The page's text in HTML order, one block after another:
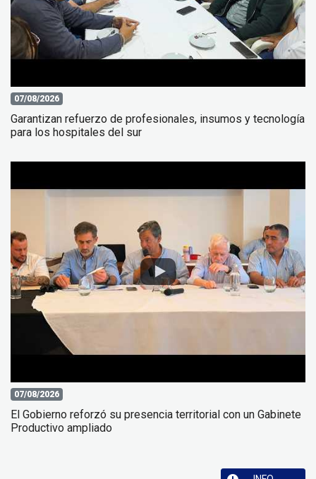
07/08/2026
Garantizan refuerzo de profesionales, insumos y tecnología
para los hospitales del sur
07/08/2026
El Gobierno reforzó su presencia territorial con un Gabinete
Productivo ampliado